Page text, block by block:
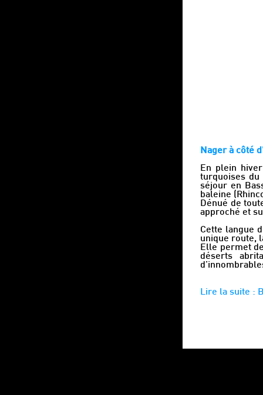
Nager à côté
En plein
turquoises du
séjour en
baleine
Dénué de
approché et
Cette langue
unique route,
Elle permet
déserts
Lire la suite :